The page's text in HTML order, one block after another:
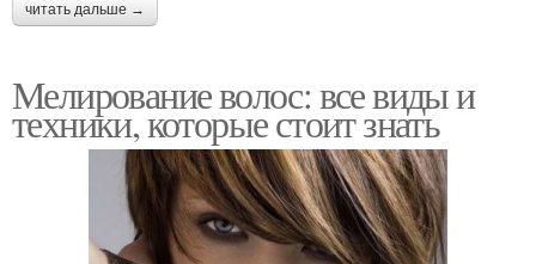
читать дальше →
Мелирование волос: все виды и
техники, которые стоит знать